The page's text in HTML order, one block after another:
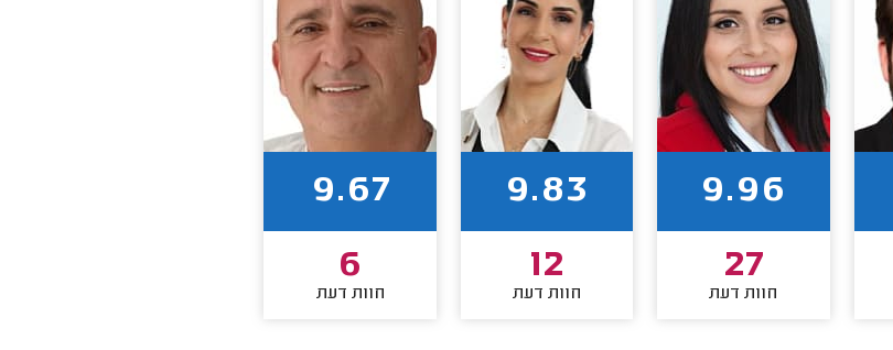
9.96
27
חוות דעת
9.83
12
חוות דעת
9.67
6
חוות דעת